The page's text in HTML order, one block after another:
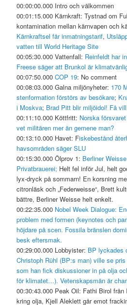
00:00:00.000 Intro och välkommen
00:01:15.000 Kärnkraft: Tystnad om
kontamination mellan kärnvapen och
Kärnkraftsel får inmatningstarif,
vatten till World Heritage Site
00:05:30.000 Vattenfall: Reinfeldt har
Freese säger att Brunkol är
00:07:50.000COP 19: No comment
00:08:03.000 Galna miljönyheter: 170
stenformation förstörs av besökare;
i Moskva; Brad Pitt blir miljöidol! Få
00:11:10.000 Köttfritt: Norska
vet militären mer än gemene man?
00:13:10.000 Havet: Fiskebestånd
havsområden säger SLU
00:15:30.000 Ölprov 1: Berliner
Privatbrauerei; Helt fel inför Jul, helt
lyx-dryck på sommarn! En korsning
citronläsk och „Federweisse“, Brett
bättre, Berliner Weisse helt enkelt.
00:22:35.000 Nobel Week Dialogue:
problem med formen (keynotes och
höjdare på scen. Fossila bränslen
besk eftersmak.
00:29:00.000 Lobbyister: BP lyckades
Christoph Rühl (BP:s man) ville se
som han fick diskussioner in på olja
för klimatet…). Vetenskapsmän är
00:30:43.000 Peak Oil: Fathi Birol
kring olja, Kjell Aleklett går emot